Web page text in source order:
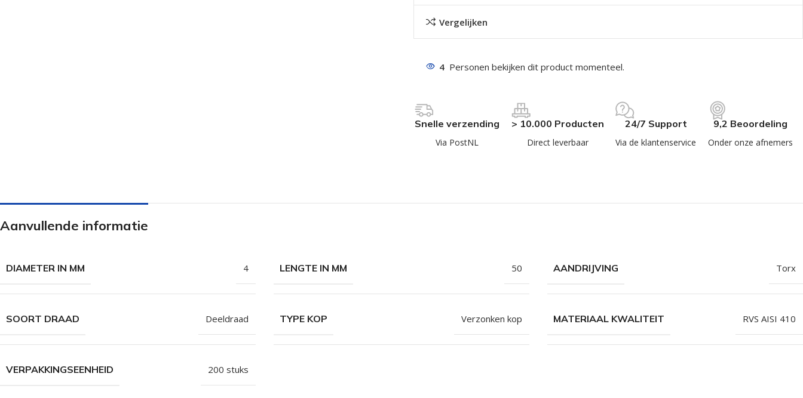
Isolatieschroeven
Afstandschroeven
Betonschroeven
Glaslatschroeven
Vergelijken
4 Personen bekijken dit product momenteel.
Snelle verzending
Via PostNL
> 10.000 Producten
Direct leverbaar
24/7 Support
Via de klantenservice
9,2 Beoordeling
Onder onze afnemers
Aanvullende informatie
DIAMETER IN MM 4 LENGTE IN MM 50 AANDRIJVING Torx
SOORT DRAAD Deeldraad TYPE KOP Verzonken kop MATERIAAL KWALITEIT RVS AISI 410
VERPAKKINGSEENHEID 200 stuks